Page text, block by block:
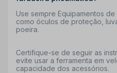
Use sempre Equipamentos
como óculos de proteção,
poeira.
Certifique-se de seguir as
evite usar a ferramenta em
capacidade dos acessórios.